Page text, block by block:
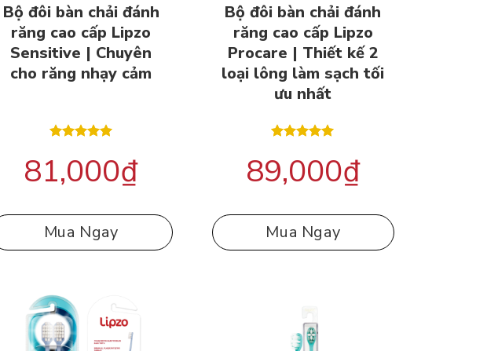
Bộ đôi bàn chải đánh
răng cao cấp Lipzo
Sensitive | Chuyên
cho răng nhạy cảm
hạng5.00
5 sao
81,000₫
Mua Ngay
Bộ đôi bàn chải đánh
răng cao cấp Lipzo
Procare | Thiết kế 2
loại lông làm sạch tối
ưu nhất
hạng5.00
5 sao
89,000₫
Mua Ngay